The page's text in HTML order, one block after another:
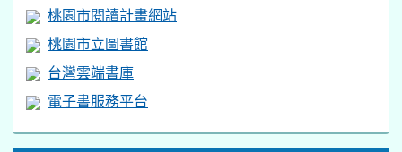
桃園市閱讀計畫網站
桃園市立圖書館
台灣雲端書庫
電子書服務平台